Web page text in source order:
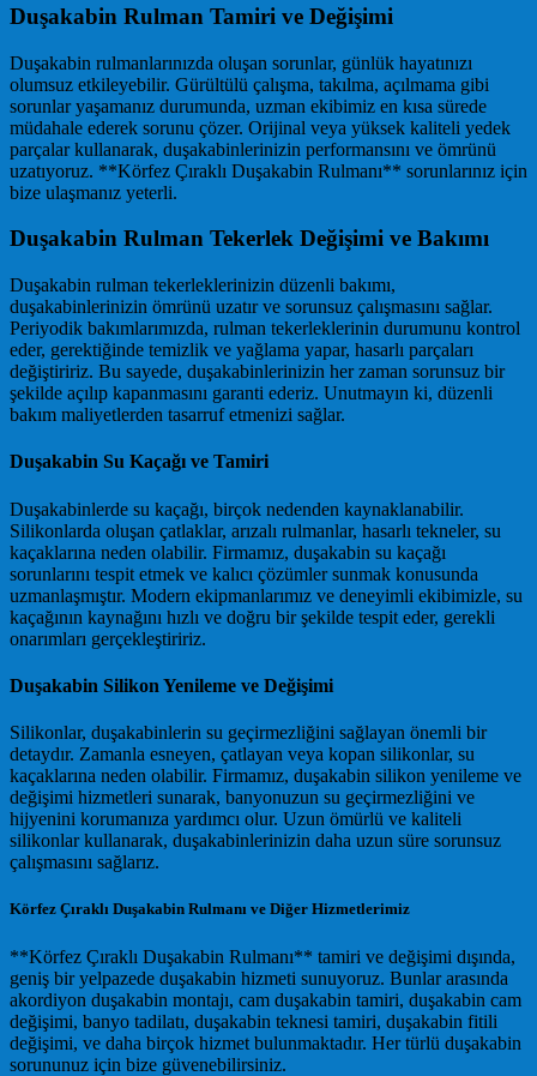
Duşakabin Rulman Tamiri ve Değişimi
Duşakabin rulmanlarınızda oluşan sorunlar, günlük hayatınızı
olumsuz etkileyebilir. Gürültülü çalışma, takılma, açılmama gibi
sorunlar yaşamanız durumunda, uzman ekibimiz en kısa sürede
müdahale ederek sorunu çözer. Orijinal veya yüksek kaliteli yedek
parçalar kullanarak, duşakabinlerinizin performansını ve ömrünü
uzatıyoruz. **Körfez Çıraklı Duşakabin Rulmanı** sorunlarınız için
bize ulaşmanız yeterli.
Duşakabin Rulman Tekerlek Değişimi ve Bakımı
Duşakabin rulman tekerleklerinizin düzenli bakımı,
duşakabinlerinizin ömrünü uzatır ve sorunsuz çalışmasını sağlar.
Periyodik bakımlarımızda, rulman tekerleklerinin durumunu kontrol
eder, gerektiğinde temizlik ve yağlama yapar, hasarlı parçaları
değiştiririz. Bu sayede, duşakabinlerinizin her zaman sorunsuz bir
şekilde açılıp kapanmasını garanti ederiz. Unutmayın ki, düzenli
bakım maliyetlerden tasarruf etmenizi sağlar.
Duşakabin Su Kaçağı ve Tamiri
Duşakabinlerde su kaçağı, birçok nedenden kaynaklanabilir.
Silikonlarda oluşan çatlaklar, arızalı rulmanlar, hasarlı tekneler, su
kaçaklarına neden olabilir. Firmamız, duşakabin su kaçağı
sorunlarını tespit etmek ve kalıcı çözümler sunmak konusunda
uzmanlaşmıştır. Modern ekipmanlarımız ve deneyimli ekibimizle, su
kaçağının kaynağını hızlı ve doğru bir şekilde tespit eder, gerekli
onarımları gerçekleştiririz.
Duşakabin Silikon Yenileme ve Değişimi
Silikonlar, duşakabinlerin su geçirmezliğini sağlayan önemli bir
detaydır. Zamanla esneyen, çatlayan veya kopan silikonlar, su
kaçaklarına neden olabilir. Firmamız, duşakabin silikon yenileme ve
değişimi hizmetleri sunarak, banyonuzun su geçirmezliğini ve
hijyenini korumanıza yardımcı olur. Uzun ömürlü ve kaliteli
silikonlar kullanarak, duşakabinlerinizin daha uzun süre sorunsuz
çalışmasını sağlarız.
Körfez Çıraklı Duşakabin Rulmanı ve Diğer Hizmetlerimiz
**Körfez Çıraklı Duşakabin Rulmanı** tamiri ve değişimi dışında,
geniş bir yelpazede duşakabin hizmeti sunuyoruz. Bunlar arasında
akordiyon duşakabin montajı, cam duşakabin tamiri, duşakabin cam
değişimi, banyo tadilatı, duşakabin teknesi tamiri, duşakabin fitili
değişimi, ve daha birçok hizmet bulunmaktadır. Her türlü duşakabin
sorununuz için bize güvenebilirsiniz.